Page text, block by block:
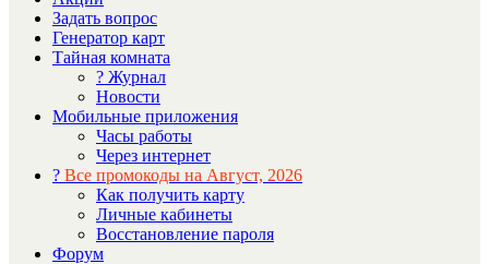
Задать вопрос
Генератор карт
Тайная комната
? Журнал
Новости
Мобильные приложения
Часы работы
Через интернет
? Все промокоды на Август, 2026
Как получить карту
Личные кабинеты
Восстановление пароля
Форум